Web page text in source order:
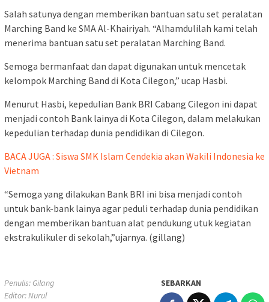
Salah satunya dengan memberikan bantuan satu set peralatan
Marching Band ke SMA Al-Khairiyah. “Alhamdulilah kami telah
menerima bantuan satu set peralatan Marching Band.
Semoga bermanfaat dan dapat digunakan untuk mencetak
kelompok Marching Band di Kota Cilegon,” ucap Hasbi.
Menurut Hasbi, kepedulian Bank BRI Cabang Cilegon ini dapat
menjadi contoh Bank lainya di Kota Cilegon, dalam melakukan
kepedulian terhadap dunia pendidikan di Cilegon.
BACA JUGA : Siswa SMK Islam Cendekia akan Wakili Indonesia ke
Vietnam
“Semoga yang dilakukan Bank BRI ini bisa menjadi contoh
untuk bank-bank lainya agar peduli terhadap dunia pendidikan
dengan memberikan bantuan alat pendukung utuk kegiatan
ekstrakulikuler di sekolah,”ujarnya. (gillang)
Penulis: Gilang
Editor: Nurul
SEBARKAN